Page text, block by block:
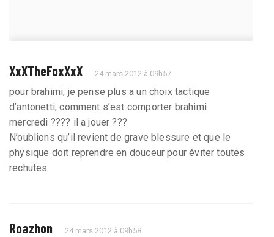
XxXTheFoxXxX 24 mars 2012 à 09h57
pour brahimi, je pense plus a un choix tactique
d’antonetti, comment s’est comporter brahimi
mercredi ???? il a jouer ???
N’oublions qu’il revient de grave blessure et que le
physique doit reprendre en douceur pour éviter toutes
rechutes.
Roazhon 24 mars 2012 à 09h58